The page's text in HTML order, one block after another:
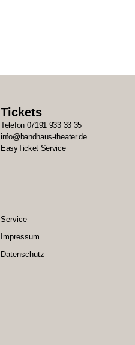
Tickets
Telefon 07191 933 33 35
info@bandhaus-theater.de
EasyTicket Service
Service
Impressum
Datenschutz